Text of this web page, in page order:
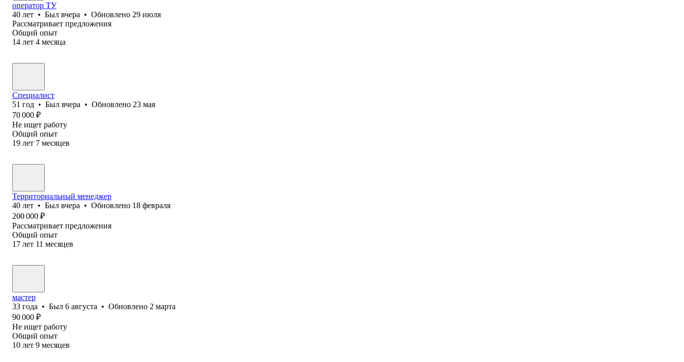
оператор ТУ
40 лет • Был вчера • Обновлено 29 июля
Рассматривает предложения
Общий опыт
14 лет 4 месяца
Специалист
51 год • Был вчера • Обновлено 23 мая
70 000 ₽
Не ищет работу
Общий опыт
19 лет 7 месяцев
Территориальный менеджер
40 лет • Был вчера • Обновлено 18 февраля
200 000 ₽
Рассматривает предложения
Общий опыт
17 лет 11 месяцев
мастер
33 года • Был 6 августа • Обновлено 2 марта
90 000 ₽
Не ищет работу
Общий опыт
10 лет 9 месяцев